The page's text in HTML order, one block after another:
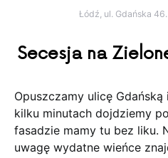
Łódź, ul. Gdańska
Secesja na
Opuszczamy ulicę
kilku minutach dojdziemy
fasadzie mamy tu bez liku.
uwagę wydatne wieńce